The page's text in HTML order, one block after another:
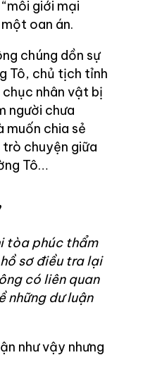
giới mại
oan án.
chúng dồn sự
Tô, chủ tịch tỉnh
nhân vật bị
người chưa
muốn chia sẻ
chuyện giữa
Tô…
tòa phúc thẩm
sơ điều tra lại
có liên quan
những dư luận
như vậy nhưng